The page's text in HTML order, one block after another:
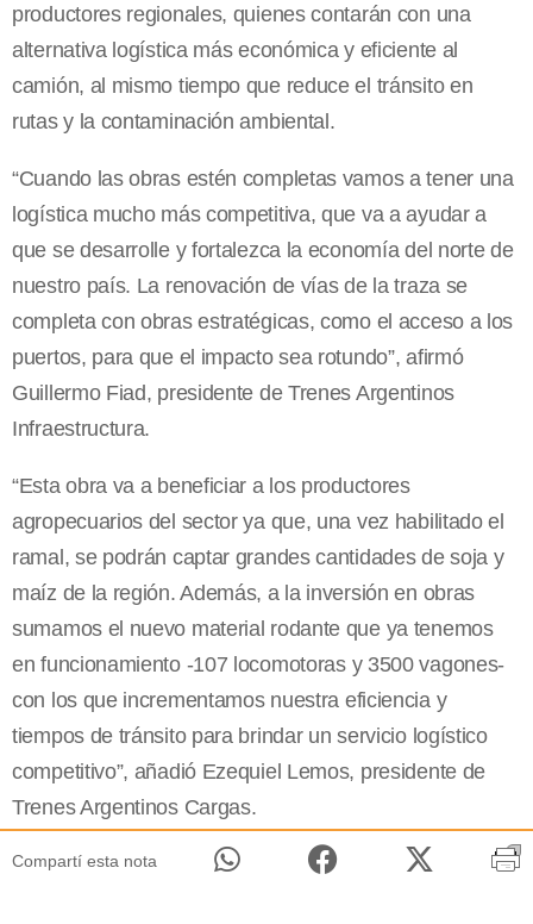
productores regionales, quienes contarán con una
alternativa logística más económica y eficiente al
camión, al mismo tiempo que reduce el tránsito en
rutas y la contaminación ambiental.
“Cuando las obras estén completas vamos a tener una
logística mucho más competitiva, que va a ayudar a
que se desarrolle y fortalezca la economía del norte de
nuestro país. La renovación de vías de la traza se
completa con obras estratégicas, como el acceso a los
puertos, para que el impacto sea rotundo”, afirmó
Guillermo Fiad, presidente de Trenes Argentinos
Infraestructura.
“Esta obra va a beneficiar a los productores
agropecuarios del sector ya que, una vez habilitado el
ramal, se podrán captar grandes cantidades de soja y
maíz de la región. Además, a la inversión en obras
sumamos el nuevo material rodante que ya tenemos
en funcionamiento -107 locomotoras y 3500 vagones-
con los que incrementamos nuestra eficiencia y
tiempos de tránsito para brindar un servicio logístico
competitivo”, añadió Ezequiel Lemos, presidente de
Trenes Argentinos Cargas.
Compartí esta nota